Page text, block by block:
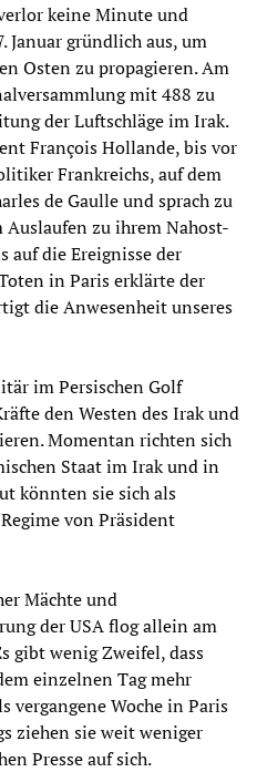
keine Minute und
Januar gründlich aus, um
Osten zu propagieren. Am
mit 488 zu
der Luftschläge im Irak.
François Hollande, bis vor
Frankreichs, auf dem
de Gaulle und sprach zu
Auslaufen zu ihrem Nahost-
auf die Ereignisse der
in Paris erklärte der
die Anwesenheit unseres
im Persischen Golf
den Westen des Irak und
Momentan richten sich
Staat im Irak und in
könnten sie sich als
von Präsident
Mächte und
der USA flog allein am
gibt wenig Zweifel, dass
einzelnen Tag mehr
vergangene Woche in Paris
ziehen sie weit weniger
Presse auf sich.